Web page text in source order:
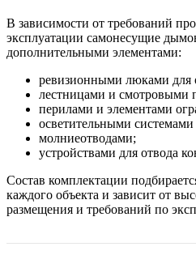
В зависимости от требований
эксплуатации самонесущие
дополнительными элементами:
ревизионными люками для
лестницами и смотровыми
перилами и элементами
осветительными
молниеотводами;
устройствами для отвода
Состав комплектации
каждого объекта и зависит от
размещения и требований по